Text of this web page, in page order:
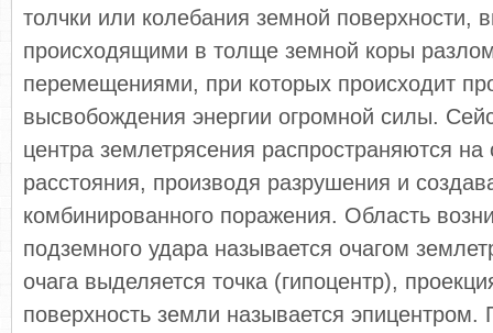
толчки или колебания зем­ной поверхности,
происходящими в толще земной коры
перемещениями, при которых происходит
высвобождения энергии огромной силы.
центра землетрясения распространяются на
расстояния, производя разрушения и
комбинированного пора­жения. Область
подземного удара называется оча­гом
очага выделяется точка (гипоцентр),
поверхность земли называется эпицентром.